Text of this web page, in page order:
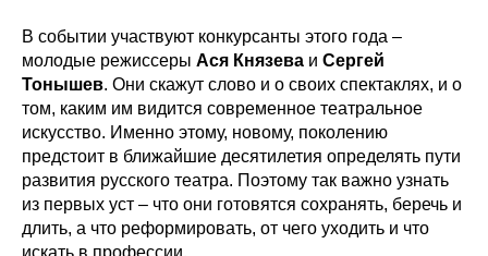
В событии участвуют конкурсанты этого года –
молодые режиссеры Ася Князева и Сергей
Тонышев. Они скажут слово и о своих спектаклях, и о
том, каким им видится современное театральное
искусство. Именно этому, новому, поколению
предстоит в ближайшие десятилетия определять пути
развития русского театра. Поэтому так важно узнать
из первых уст – что они готовятся сохранять, беречь и
длить, а что реформировать, от чего уходить и что